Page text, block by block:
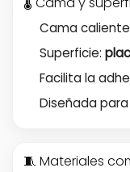
Cama
Superficie:
Facilita la
Diseñada
🧵 Materiales